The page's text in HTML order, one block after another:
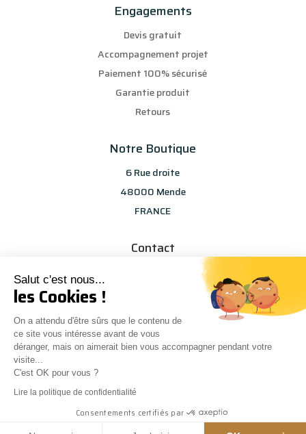
Salut c'est nous...
les Cookies !
On a attendu d'être sûrs que le contenu de
ce site vous intéresse avant de vous
déranger, mais on aimerait bien vous accompagner pendant votre
visite...
C'est OK pour vous ?
Lire la politique de confidentialité
Consentements certifiés par
Engagements
Devis gratuit
Accompagnement projet
Paiement 100% sécurisé
Garantie produit
Retours
Notre Boutique
6 Rue droite
48000 Mende
FRANCE
Contact
info@les-selections-sandp.fr
Conception
Mentions Légales|CGV|Modes de paiement|